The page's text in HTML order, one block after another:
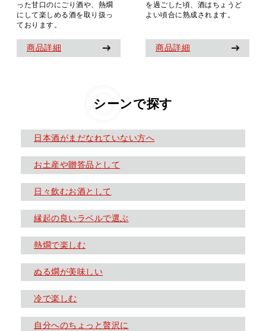
を過ごした頃、酒はちょうど
よい頃合に熟成されます。
商品詳細
った甘口のにごり酒や、熱燗
にして楽しめる酒を取り扱っ
ております。
商品詳細
シーンで探す
日本酒がまだなれていない方へ
お土産や贈答品として
日々飲むお酒として
縁起の良いラベルで選ぶ
熱燗で楽しむ
ぬる燗が美味しい
冷で楽しむ
自分へのちょっと贅沢に